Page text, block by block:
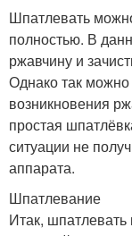
Шпатлевать
полностью. В
ржавчину и
Однако так можно
возникновения
простая
ситуации не
аппарата.
Шпатлевание
Итак,